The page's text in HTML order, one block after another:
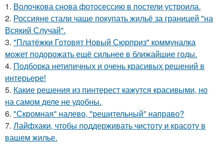
1. Волочкова снова фотосессию в постели устроила.
2. Россияне стали чаще покупать жильё за границей "на
Всякий Случай".
3. "Платёжки Готовят Новый Сюрприз" коммуналка
может подорожать ещё сильнее в ближайшие годы.
4. Подборка нетипичных и очень красивых решений в
интерьере!
5. Какие решения из пинтерест кажутся красивыми, но
на самом деле не удобны.
6. "Скромная" налево, "решительный" направо?
7. Лайфхаки, чтобы поддерживать чистоту и красоту в
вашем жилье.